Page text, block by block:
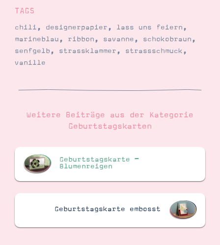
TAGS
chili, designerpapier, lass uns feiern,
marineblau, ribbon, savanne, schokobraun,
senfgelb, strassklammer, strassschmuck,
vanille
Weitere Beiträge aus der Kategorie
Geburtstagskarten
Geburtstagskarte –
Blumenreigen
Geburtstagskarte embosst